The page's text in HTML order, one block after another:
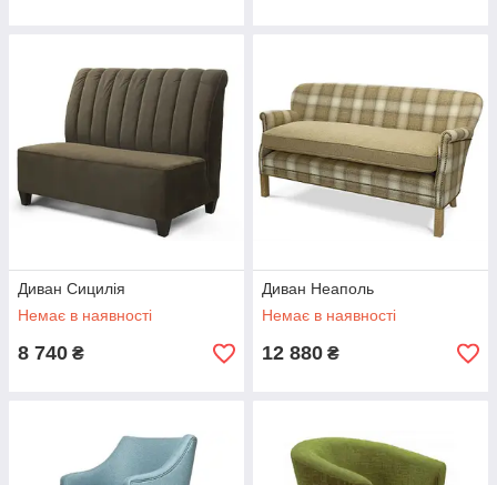
Диван Сицилія
Немає в наявності
8 740 ₴
Диван Неаполь
Немає в наявності
12 880 ₴